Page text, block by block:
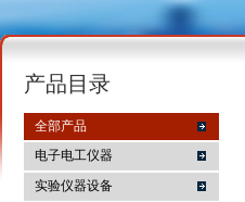
产品目录
全部产品
电子电工仪器
实验仪器设备